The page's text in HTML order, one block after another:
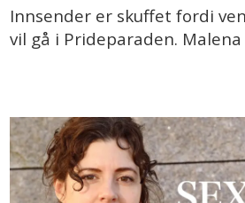
Innsender er skuffet fordi
vil gå i Prideparaden. Malena